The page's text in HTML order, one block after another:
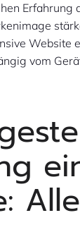
Erfahrung
Website
vom